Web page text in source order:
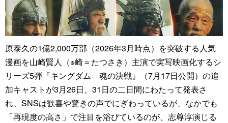
原泰久の1億2,000万部（2026年3月時点）を突破する人気
漫画を山崎賢人（※崎＝たつさき）主演で実写映画化するシ
リーズ5弾『キングダム 魂の決戦』（7月17日公開）の追
加キャストが3月26日、31日の二日間にわたって発表さ
れ、SNSは歓喜や驚きの声でにぎわっているが、なかでも
「再現度の高さ」で注目を浴びているのが、志尊淳演じる